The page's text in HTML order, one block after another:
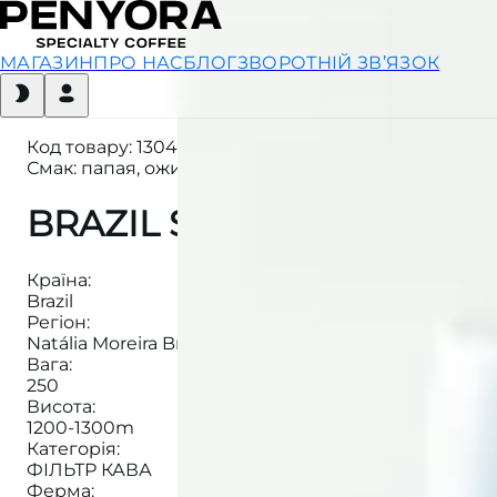
МАГАЗИНПРО НАСБЛОГЗВОРОТНІЙ ЗВ’ЯЗОК
Код товару: 130491193
Смак: папая, ожина, манго, марципан, фундук
BRAZIL SITIO TOCA
Країна:
Brazil
Регіон:
Natália Moreira Brito
Вага:
250
Висота:
1200-1300m
Категорія:
ФІЛЬТР КАВА
Ферма: